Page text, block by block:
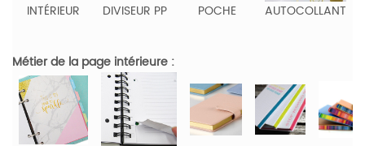
INTÉRIEUR DIVISEUR PP POCHE AUTOCOLLANT
Métier de la page intérieure :